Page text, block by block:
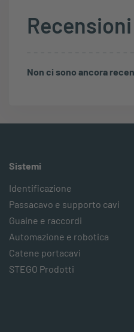
Non ci sono ancora
Sistemi
Identificazione
Passacavo e supporto cavi
Guaine e raccordi
Automazione e robotica
Catene portacavi
STEGO Prodotti